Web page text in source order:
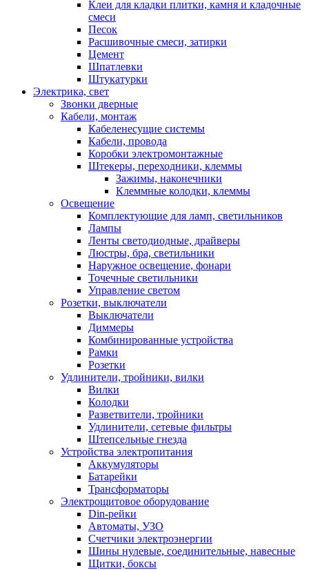
Клеи для кладки плитки, камня и кладочные
смеси
Песок
Расшивочные смеси, затирки
Цемент
Шпатлевки
Штукатурки
Электрика, свет
Звонки дверные
Кабели, монтаж
Кабеленесущие системы
Кабели, провода
Коробки электромонтажные
Штекеры, переходники, клеммы
Зажимы, наконечники
Клеммные колодки, клеммы
Освещение
Комплектующие для ламп, светильников
Лампы
Ленты светодиодные, драйверы
Люстры, бра, светильники
Наружное освещение, фонари
Точечные светильники
Управление светом
Розетки, выключатели
Выключатели
Диммеры
Комбинированные устройства
Рамки
Розетки
Удлинители, тройники, вилки
Вилки
Колодки
Разветвители, тройники
Удлинители, сетевые фильтры
Штепсельные гнезда
Устройства электропитания
Аккумуляторы
Батарейки
Трансформаторы
Электрощитовое оборудование
Din-рейки
Автоматы, УЗО
Счетчики электроэнергии
Шины нулевые, соединительные, навесные
Щитки, боксы